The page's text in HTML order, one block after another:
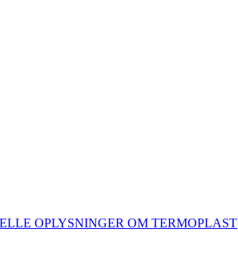
OPLYSNINGER OM TERMOPLAST